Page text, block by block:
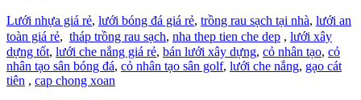
Lưới nhựa giá rẻ, lưới bóng đá giá rẻ, trồng rau sạch tại nhà, lưới an
toàn giá rẻ, tháp trồng rau sạch, nha thep tien che dep , lưới xây
dựng tốt, lưới che nắng giá rẻ, bán lưới xây dựng, cỏ nhân tạo, cỏ
nhân tạo sân bóng đá, cỏ nhân tạo sân golf, lưới che nắng, gạo cát
tiên , cap chong xoan